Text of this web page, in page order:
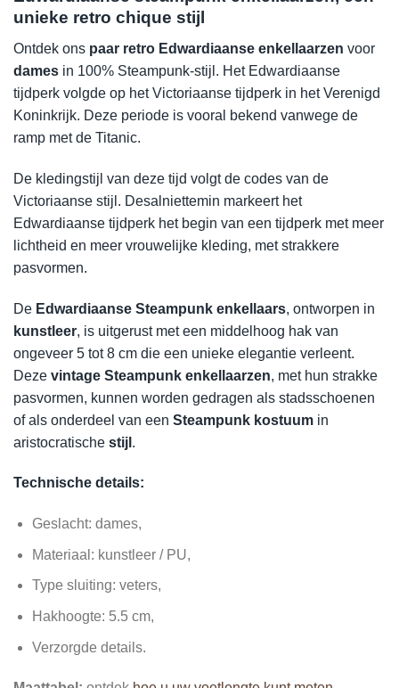
unieke retro chique stijl
Ontdek ons paar retro Edwardiaanse enkellaarzen voor
dames in 100% Steampunk-stijl. Het Edwardiaanse
tijdperk volgde op het Victoriaanse tijdperk in het Verenigd
Koninkrijk. Deze periode is vooral bekend vanwege de
ramp met de Titanic.
De kledingstijl van deze tijd volgt de codes van de
Victoriaanse stijl. Desalniettemin markeert het
Edwardiaanse tijdperk het begin van een tijdperk met meer
lichtheid en meer vrouwelijke kleding, met strakkere
pasvormen.
De Edwardiaanse Steampunk enkellaars, ontworpen in
kunstleer, is uitgerust met een middelhoog hak van
ongeveer 5 tot 8 cm die een unieke elegantie verleent.
Deze vintage Steampunk enkellaarzen, met hun strakke
pasvormen, kunnen worden gedragen als stadsschoenen
of als onderdeel van een Steampunk kostuum in
aristocratische stijl .
Technische details:
Geslacht: dames,
Materiaal: kunstleer / PU,
Type sluiting: veters,
Hakhoogte: 5.5 cm,
Verzorgde details.